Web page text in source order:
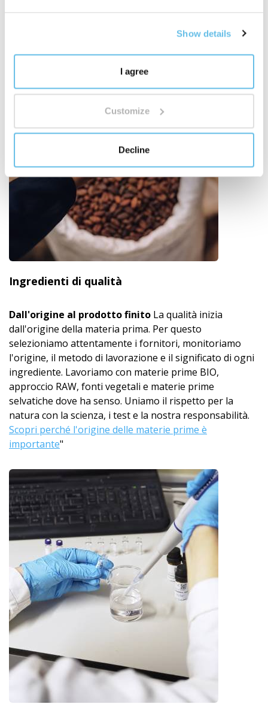
Show details
I agree
Customize
Decline
Ingredienti di qualità
Dall'origine al prodotto finito La qualità inizia
dall'origine della materia prima. Per questo
selezioniamo attentamente i fornitori, monitoriamo
l'origine, il metodo di lavorazione e il significato di ogni
ingrediente. Lavoriamo con materie prime BIO,
approccio RAW, fonti vegetali e materie prime
selvatiche dove ha senso. Uniamo il rispetto per la
natura con la scienza, i test e la nostra responsabilità.
Scopri perché l'origine delle materie prime è
importante"